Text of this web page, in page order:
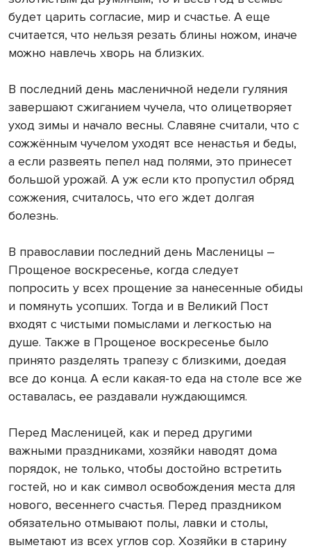
будет царить согласие, мир и счастье. А еще
считается, что нельзя резать блины ножом, иначе
можно навлечь хворь на близких.
В последний день масленичной недели гуляния
завершают сжиганием чучела, что олицетворяет
уход зимы и начало весны. Славяне считали, что с
сожжённым чучелом уходят все ненастья и беды,
а если развеять пепел над полями, это принесет
большой урожай. А уж если кто пропустил обряд
сожжения, считалось, что его ждет долгая
болезнь.
В православии последний день Масленицы –
Прощеное воскресенье, когда следует
попросить у всех прощение за нанесенные обиды
и помянуть усопших. Тогда и в Великий Пост
входят с чистыми помыслами и легкостью на
душе. Также в Прощеное воскресенье было
принято разделять трапезу с близкими, доедая
все до конца. А если какая-то еда на столе все же
оставалась, ее раздавали нуждающимся.
Перед Масленицей, как и перед другими
важными праздниками, хозяйки наводят дома
порядок, не только, чтобы достойно встретить
гостей, но и как символ освобождения места для
нового, весеннего счастья. Перед праздником
обязательно отмывают полы, лавки и столы,
выметают из всех углов сор. Хозяйки в старину